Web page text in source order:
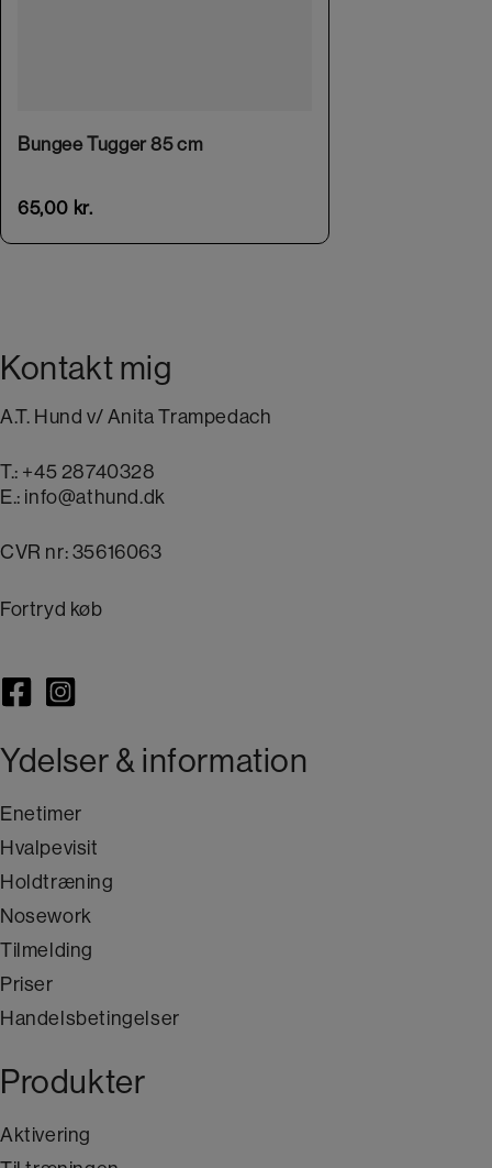
Bungee Tugger 85 cm
65,00 kr.
Kontakt mig
A.T. Hund v/ Anita Trampedach
T.: +45 28740328
E.: info@athund.dk
CVR nr: 35616063
Fortryd køb
Ydelser & information
Enetimer
Hvalpevisit
Holdtræning
Nosework
Tilmelding
Priser
Handelsbetingelser
Produkter
Aktivering